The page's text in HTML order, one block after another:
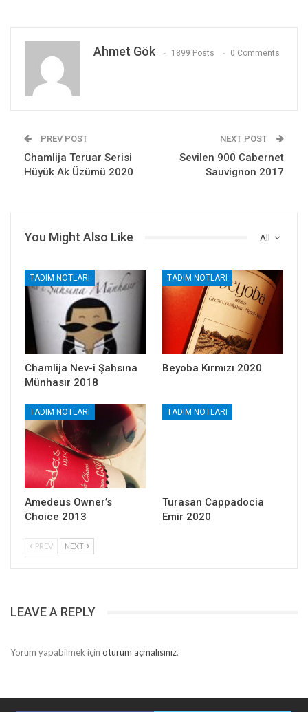
Ahmet Gök 1899 Posts 0 Comments
PREV POST
Chamlija Teruar Serisi
Hüyük Ak Üzümü 2020
NEXT POST
Sevilen 900 Cabernet
Sauvignon 2017
All
You Might Also Like
TADIM NOTLARI
Chamlija Nev-i Şahsına
Münhasır 2018
TADIM NOTLARI
Beyoba Kırmızı 2020
TADIM NOTLARI
Amedeus Owner’s
Choice 2013
TADIM NOTLARI
Turasan Cappadocia
Emir 2020
PREV NEXT
LEAVE A REPLY
Yorum yapabilmek için oturum açmalısınız.